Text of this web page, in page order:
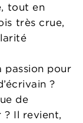
tout en
très crue,
passion pour
?
de
? Il revient,